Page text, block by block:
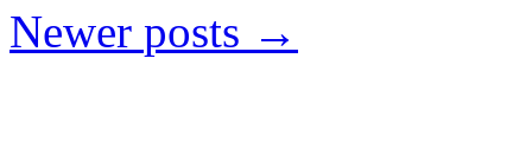
Newer posts →